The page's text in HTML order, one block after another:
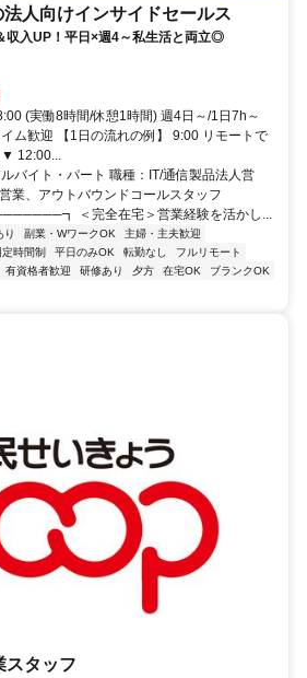
人向けインサイドセールス
収入UP！平日×週4～私生活と両立◎
(実働8時間/休憩1時間) 週4日～/1日7h～
ム歓迎 【1日の流れの例】 9:00 リモートで
▼ 12:00...
バイト・パート 職種：IT/通信製品法人営
業、アウトバウンドコールスタッフ
＜完全在宅＞営業経験を活かし...
り 副業・WワークOK
主婦・主夫歓迎
定時間制 平日のみOK 転勤なし
フルリモート
有資格者歓迎 研修あり 夕方 在宅OK
ブランクOK
スタッフ